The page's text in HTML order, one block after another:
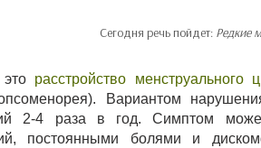
Сегодня речь пойдет: Редкие
расстройство менструального
Вариантом
2-4 раза в год. Симптом
постоянными болями и